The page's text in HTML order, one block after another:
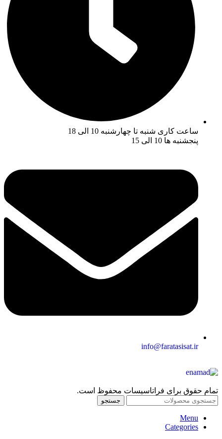
ساعت کاری شنبه تا چهارشنبه 10 الی 18
پنجشنبه ها 10 الی 15
info@faratasisat.ir
تمام حقوق برای فراتاسیسات محفوظ است.
جستجو
Menu
Categories